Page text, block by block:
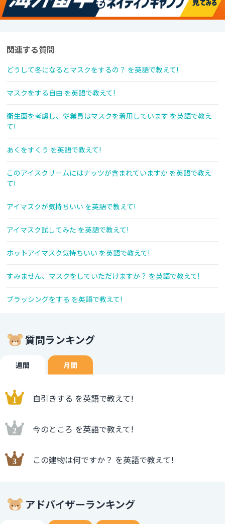
関連する質問
どうして冬になるとマスクをするの？ を英語で教えて!
マスクをする自由 を英語で教えて!
衛生面を考慮し、従業員はマスクを着用しています を英語で教え
て!
あくをすくう を英語で教えて!
このアイスクリームにはナッツが含まれていますか を英語で教え
て!
アイマスクが気持ちいい を英語で教えて!
アイマスク試してみた を英語で教えて!
ホットアイマスク気持ちいい を英語で教えて!
すみません、マスクをしていただけますか？ を英語で教えて!
ブラッシングをする を英語で教えて!
質問ランキング
週間 月間
自引きする を英語で教えて!
今のところ を英語で教えて!
この建物は何ですか？ を英語で教えて!
アドバイザーランキング